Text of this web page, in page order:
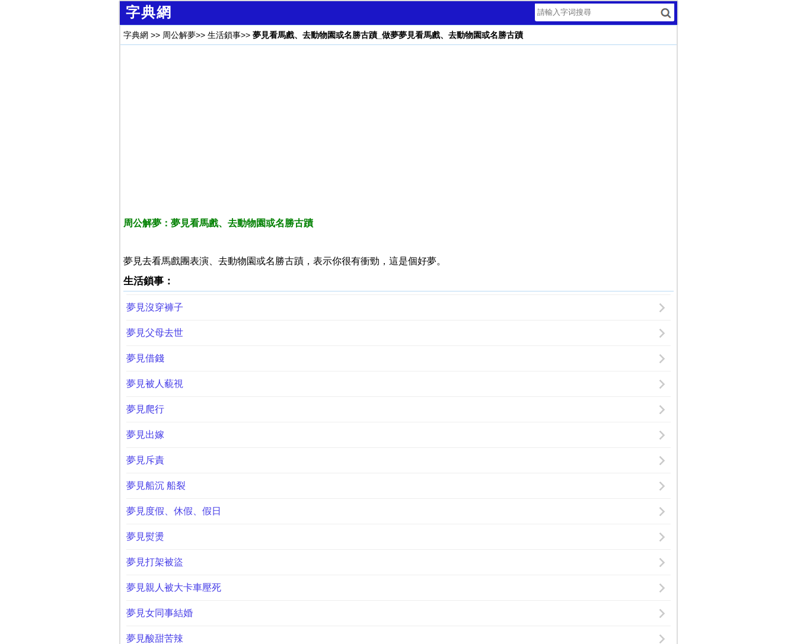
字典網
字典網 >> 周公解夢>> 生活鎖事>> 夢見看馬戲、去動物園或名勝古蹟_做夢夢見看馬戲、去動物園或名勝古蹟
周公解夢：夢見看馬戲、去動物園或名勝古蹟
夢見去看馬戲團表演、去動物園或名勝古蹟，表示你很有衝勁，這是個好夢。
生活鎖事：
夢見沒穿褲子
夢見父母去世
夢見借錢
夢見被人藐視
夢見爬行
夢見出嫁
夢見斥責
夢見船沉 船裂
夢見度假、休假、假日
夢見熨燙
夢見打架被盜
夢見親人被大卡車壓死
夢見女同事結婚
夢見酸甜苦辣